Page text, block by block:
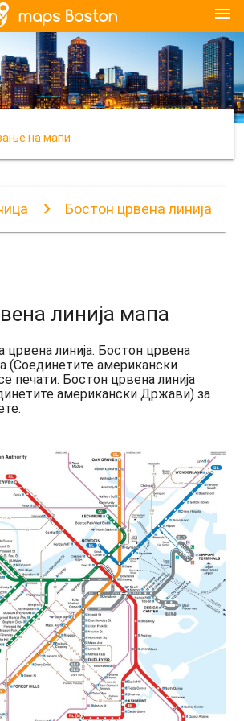
menu
на мапи
Бостон црвена линија
линија мапа
црвена линија. Бостон црвена
(Соединетите американски
печати. Бостон црвена линија
американски Држави) за